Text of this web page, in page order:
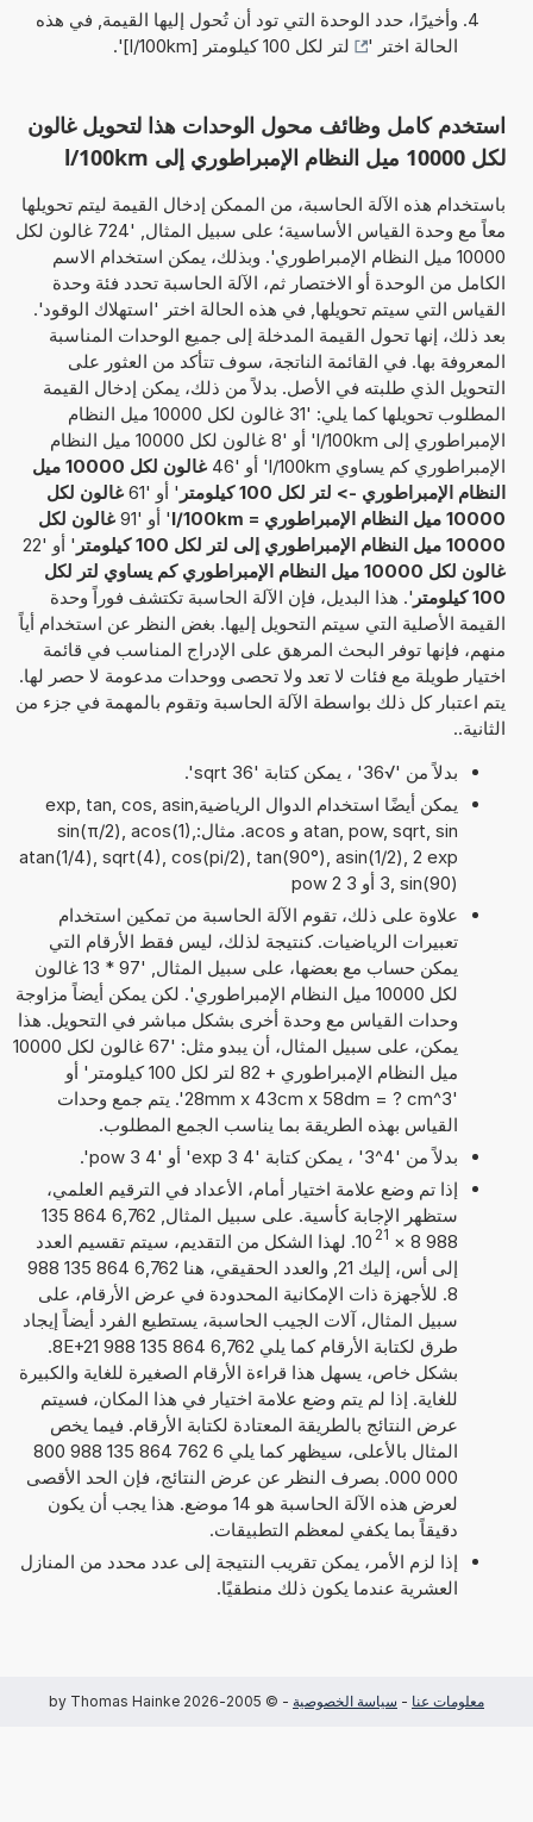
وأخيرًا، حدد الوحدة التي تود أن تُحول إليها القيمة, في هذه
الحالة اختر '
لتر لكل 100 كيلومتر [l/100km] '.
استخدم كامل وظائف محول الوحدات هذا لتحويل غالون
لكل 10000 ميل النظام الإمبراطوري إلى l/100km
باستخدام هذه الآلة الحاسبة، من الممكن إدخال القيمة ليتم تحويلها
معاً مع وحدة القياس الأساسية؛ على سبيل المثال, '724 غالون لكل
10000 ميل النظام الإمبراطوري'. وبذلك، يمكن استخدام الاسم
الكامل من الوحدة أو الاختصار ثم، الآلة الحاسبة تحدد فئة وحدة
القياس التي سيتم تحويلها, في هذه الحالة اختر 'استهلاك الوقود'.
بعد ذلك، إنها تحول القيمة المدخلة إلى جميع الوحدات المناسبة
المعروفة بها. في القائمة الناتجة، سوف تتأكد من العثور على
التحويل الذي طلبته في الأصل. بدلاً من ذلك، يمكن إدخال القيمة
المطلوب تحويلها كما يلي: '31 غالون لكل 10000 ميل النظام
الإمبراطوري إلى l/100km' أو '8 غالون لكل 10000 ميل النظام
الإمبراطوري كم يساوي l/100km' أو '46
غالون لكل 10000 ميل
النظام الإمبراطوري -> لتر لكل 100 كيلومتر
' أو '61
غالون لكل
10000 ميل النظام الإمبراطوري = l/100km
' أو '91
غالون لكل
10000 ميل النظام الإمبراطوري إلى لتر لكل 100 كيلومتر
' أو '22
غالون لكل 10000 ميل النظام الإمبراطوري كم يساوي لتر لكل
100 كيلومتر
'. هذا البديل، فإن الآلة الحاسبة تكتشف فوراً وحدة
القيمة الأصلية التي سيتم التحويل إليها. بغض النظر عن استخدام أياً
منهم، فإنها توفر البحث المرهق على الإدراج المناسب في قائمة
اختيار طويلة مع فئات لا تعد ولا تحصى ووحدات مدعومة لا حصر لها.
يتم اعتبار كل ذلك بواسطة الآلة الحاسبة وتقوم بالمهمة في جزء من
الثانية..
بدلاً من '√36' ، يمكن كتابة 'sqrt 36'.
يمكن أيضًا استخدام الدوال الرياضيةexp, tan, cos, asin,
atan, pow, sqrt, sin و acos. مثال:sin(π/2), acos(1),
atan(1/4), sqrt(4), cos(pi/2), tan(90°), asin(1/2), 2 exp
3, sin(90) أو 3 pow 2
علاوة على ذلك، تقوم الآلة الحاسبة من تمكين استخدام
تعبيرات الرياضيات. كنتيجة لذلك، ليس فقط الأرقام التي
يمكن حساب مع بعضها، على سبيل المثال, '97 * 13 غالون
لكل 10000 ميل النظام الإمبراطوري'. لكن يمكن أيضاً مزاوجة
وحدات القياس مع وحدة أخرى بشكل مباشر في التحويل. هذا
يمكن، على سبيل المثال، أن يبدو مثل: '67 غالون لكل 10000
ميل النظام الإمبراطوري + 82 لتر لكل 100 كيلومتر' أو
'28mm x 43cm x 58dm = ? cm^3'. يتم جمع وحدات
القياس بهذه الطريقة بما يناسب الجمع المطلوب.
بدلاً من '4^3' ، يمكن كتابة '4 exp 3' أو '4 pow 3'.
إذا تم وضع علامة اختيار أمام، الأعداد في الترقيم العلمي،
ستظهر الإجابة كأسية. على سبيل المثال, 6,762 864 135
988 8
×
10 21
. لهذا الشكل من التقديم، سيتم تقسيم العدد
إلى أس، إليك 21, والعدد الحقيقي، هنا 6,762 864 135 988
8. للأجهزة ذات الإمكانية المحدودة في عرض الأرقام، على
سبيل المثال، آلات الجيب الحاسبة، يستطيع الفرد أيضاً إيجاد
طرق لكتابة الأرقام كما يلي 6,762 864 135 988 8E+21.
بشكل خاص، يسهل هذا قراءة الأرقام الصغيرة للغاية والكبيرة
للغاية. إذا لم يتم وضع علامة اختيار في هذا المكان، فسيتم
عرض النتائج بالطريقة المعتادة لكتابة الأرقام. فيما يخص
المثال بالأعلى، سيظهر كما يلي 6 762 864 135 988 800
000 000. بصرف النظر عن عرض النتائج، فإن الحد الأقصى
لعرض هذه الآلة الحاسبة هو 14 موضع. هذا يجب أن يكون
دقيقاً بما يكفي لمعظم التطبيقات.
إذا لزم الأمر، يمكن تقريب النتيجة إلى عدد محدد من المنازل
العشرية عندما يكون ذلك منطقيًا.
معلومات عنا - سياسة الخصوصية - © 2005-2026 by Thomas Hainke